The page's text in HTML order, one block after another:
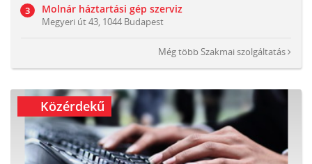
Molnár háztartási gép szerviz
Megyeri út 43, 1044 Budapest
Még többSzakmai szolgáltatás
Közérdekű